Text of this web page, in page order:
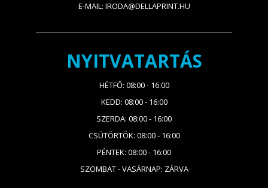
E-MAIL: IRODA@DELLAPRINT.HU
NYITVATARTÁS
HÉTFŐ: 08:00 - 16:00
KEDD: 08:00 - 16:00
SZERDA: 08:00 - 16:00
CSÜTÖRTÖK: 08:00 - 16:00
PÉNTEK: 08:00 - 16:00
SZOMBAT - VASÁRNAP: ZÁRVA